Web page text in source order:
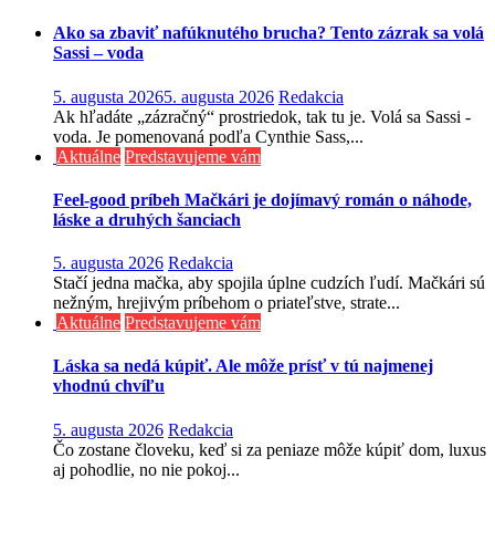
Ako sa zbaviť nafúknutého brucha? Tento zázrak sa volá
Sassi – voda
5. augusta 20265. augusta 2026 Redakcia
Ak hľadáte „zázračný“ prostriedok, tak tu je. Volá sa Sassi -
voda. Je pomenovaná podľa Cynthie Sass,...
Aktuálne Predstavujeme vám
Feel-good príbeh Mačkári je dojímavý román o náhode,
láske a druhých šanciach
5. augusta 2026 Redakcia
Stačí jedna mačka, aby spojila úplne cudzích ľudí. Mačkári sú
nežným, hrejivým príbehom o priateľstve, strate...
Aktuálne Predstavujeme vám
Láska sa nedá kúpiť. Ale môže prísť v tú najmenej
vhodnú chvíľu
5. augusta 2026 Redakcia
Čo zostane človeku, keď si za peniaze môže kúpiť dom, luxus
aj pohodlie, no nie pokoj...